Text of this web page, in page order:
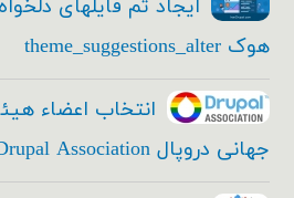
ایجاد تم فایلهای
هوک theme_suggestions_alter
انتخاب اعضاء
جهانی دروپال Drupal Association